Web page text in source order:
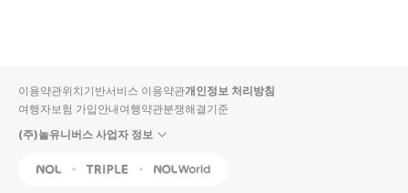
입니
다.
순
상
이용약관위치기반서비스 이용약관개인정보 처리방침
여행자보험 가입안내여행약관분쟁해결기준
(주)놀유니버스 사업자 정보
NOL Triple Interpark Global